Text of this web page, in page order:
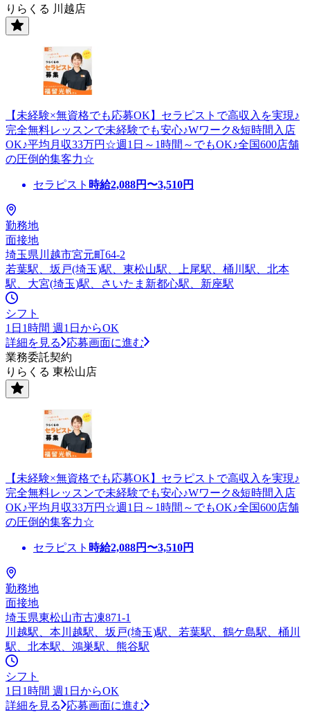
りらくる 川越店
【未経験×無資格でも応募OK】セラピストで高収入を実現♪
完全無料レッスンで未経験でも安心♪Wワーク&短時間入店
OK♪平均月収33万円☆週1日～1時間～でもOK♪全国600店舗
の圧倒的集客力☆
セラピスト 時給2,088円〜3,510円
勤務地
面接地
埼玉県川越市宮元町64-2
若葉駅、坂戸(埼玉)駅、東松山駅、上尾駅、桶川駅、北本
駅、大宮(埼玉)駅、さいたま新都心駅、新座駅
シフト
1日1時間 週1日からOK
詳細を見る
応募画面に進む
業務委託契約
りらくる 東松山店
【未経験×無資格でも応募OK】セラピストで高収入を実現♪
完全無料レッスンで未経験でも安心♪Wワーク&短時間入店
OK♪平均月収33万円☆週1日～1時間～でもOK♪全国600店舗
の圧倒的集客力☆
セラピスト 時給2,088円〜3,510円
勤務地
面接地
埼玉県東松山市古凍871-1
川越駅、本川越駅、坂戸(埼玉)駅、若葉駅、鶴ケ島駅、桶川
駅、北本駅、鴻巣駅、熊谷駅
シフト
1日1時間 週1日からOK
詳細を見る
応募画面に進む